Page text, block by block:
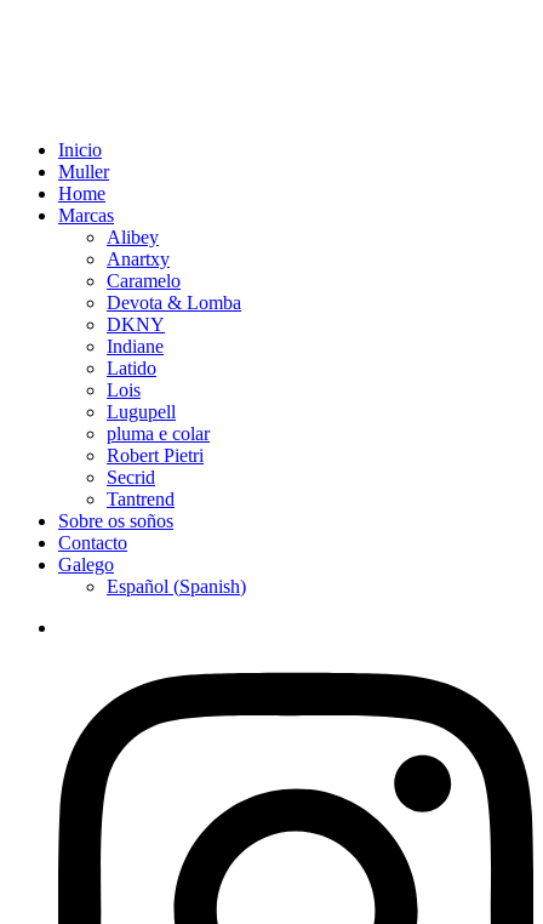
Inicio
Muller
Home
Marcas
Alibey
Anartxy
Caramelo
Devota & Lomba
DKNY
Indiane
Latido
Lois
Lugupell
pluma e colar
Robert Pietri
Secrid
Tantrend
Sobre os soños
Contacto
Galego
Español (Spanish)